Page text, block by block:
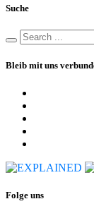
Suche
Bleib mit uns
Folge uns